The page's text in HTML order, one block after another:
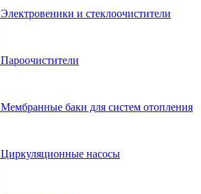
Электровеники и стеклоочистители
Пароочистители
Мембранные баки для систем отопления
Циркуляционные насосы